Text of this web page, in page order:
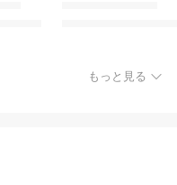
もっと見る